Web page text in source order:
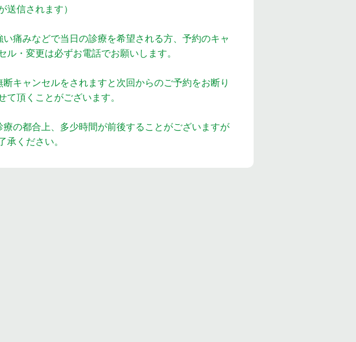
送信されます）
い痛みなどで当日の診療を希望される方、予約のキャ
ル・変更は必ずお電話でお願いします。
断キャンセルをされますと次回からのご予約をお断り
て頂くことがございます。
療の都合上、多少時間が前後することがございますが
承ください。